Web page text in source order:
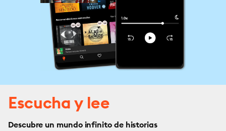
Escucha y lee
Descubre un mundo infinito de historias